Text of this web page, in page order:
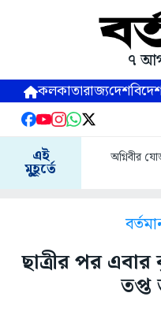
৭
কলকাতারাজ্যদেশ
এই
মুহূর্তে
অগ্নিবীর
ছাত্রীর পর এবার
তপ্ত